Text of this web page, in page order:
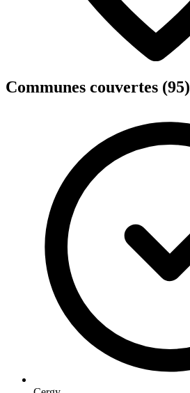
Communes couvertes (95)